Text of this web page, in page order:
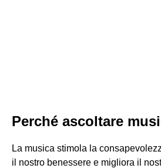
Perché ascoltare
La musica stimola la
il nostro benessere e migliora il